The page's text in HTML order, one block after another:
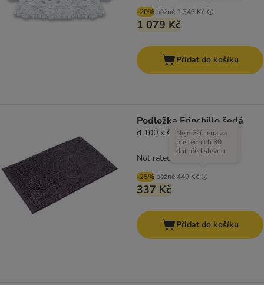
-20% běžně1 349 Kč
1 079 Kč
Přidat do košíku
Podložka Frinchillo šedá
d 100 x š 80 cm
-25% běžně449 Kč
Nejnižší cena za
posledních 30
dní před slevou
337 Kč
Not rated
Přidat do košíku